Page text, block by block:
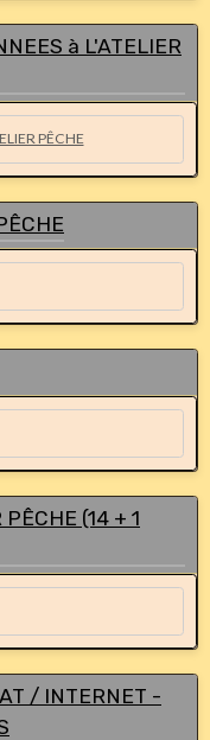
à L'ATELIER
PÊCHE
(14 + 1
/ INTERNET -